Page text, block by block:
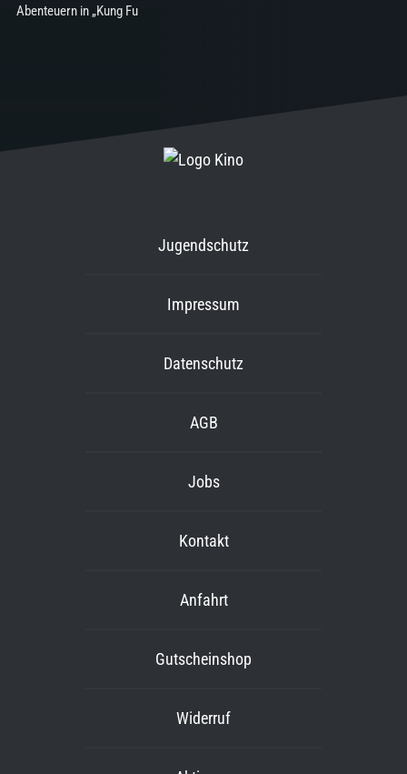
Abenteuern in „Kung Fu
Jugendschutz
Impressum
Datenschutz
AGB
Jobs
Kontakt
Anfahrt
Gutscheinshop
Widerruf